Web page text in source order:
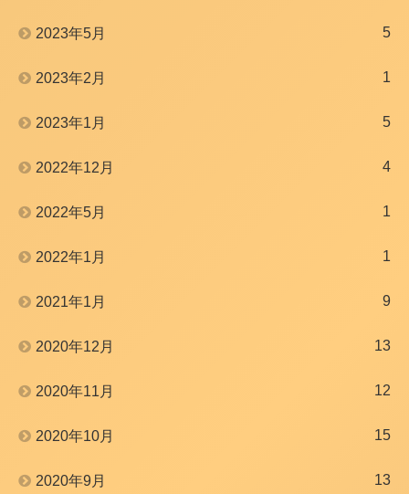
2023年5月 5
2023年2月 1
2023年1月 5
2022年12月 4
2022年5月 1
2022年1月 1
2021年1月 9
2020年12月 13
2020年11月 12
2020年10月 15
2020年9月 13